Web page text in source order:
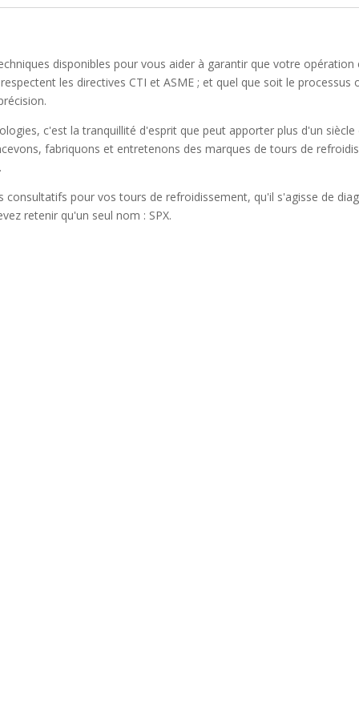
disponibles pour vous aider à garantir que votre
les directives CTI et ASME ; et quel que soit le
c'est la tranquillité d'esprit que peut apporter plus d'un
fabriquons et entretenons des marques de tours de
consultatifs pour vos tours de refroidissement, qu'il s'agisse de
retenir qu'un seul nom : SPX.